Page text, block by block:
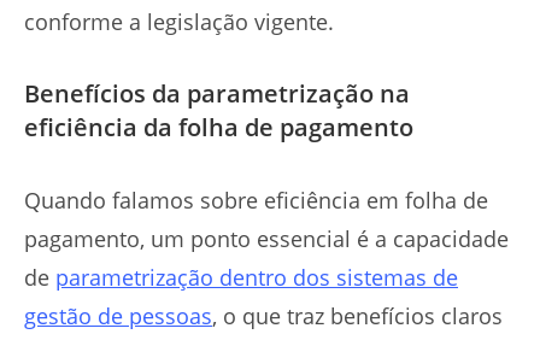
conforme a legislação vigente.
Benefícios da parametrização na
eficiência da folha de pagamento
Quando falamos sobre eficiência em folha de
pagamento, um ponto essencial é a capacidade
de parametrização dentro dos sistemas de
gestão de pessoas, o que traz benefícios claros